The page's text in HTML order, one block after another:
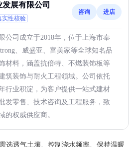
发展有限公司
实性核验
咨询 进店
公司成立于2018年，位于上海市奉
、威盛亚、富美家等全球知名品
材料，涵盖抗倍特、不燃装饰板等
筑装饰与耐火工程领域。公司依托
行业积淀，为客户提供一站式建材
发零售、技术咨询及工程服务，致
的权威供应商。
选透气土壤、控制浇水频率、保持温暖